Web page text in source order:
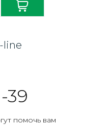
line
39
помочь вам